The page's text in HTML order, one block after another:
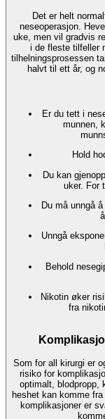
Det er helt
neseoperasjon.
uke, men vil gradvis
i de fleste tilfeller
tilhelningsprosessen
halvt til ett år, og
Er du tett i
munnen,
Hold
Du kan
uker. For
Du må unngå
Unngå
Behold
Nikotin øker
fra
Som for all kirurgi er
risiko for
optimalt, blodpropp,
heshet kan komme
komplikasjoner er